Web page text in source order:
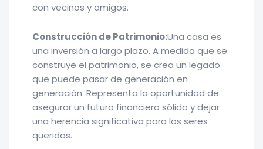
con vecinos y amigos.
Construcción de Patrimonio:Una casa es
una inversión a largo plazo. A medida que se
construye el patrimonio, se crea un legado
que puede pasar de generación en
generación. Representa la oportunidad de
asegurar un futuro financiero sólido y dejar
una herencia significativa para los seres
queridos.